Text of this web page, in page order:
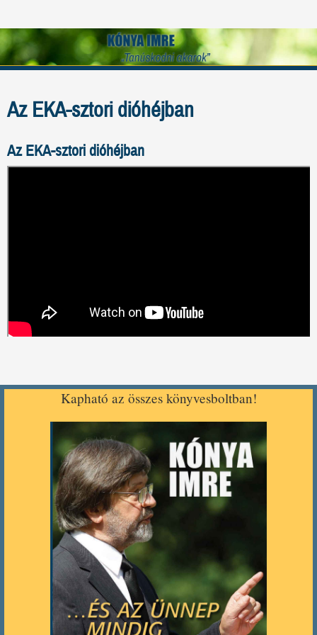
Az EKA-sztori dióhéjban
Az EKA-sztori dióhéjban
Kapható az összes könyvesboltban!